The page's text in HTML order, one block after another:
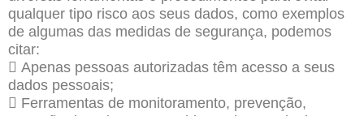
qualquer tipo risco aos seus dados, como exemplos
de algumas das medidas de segurança, podemos
citar:
 Apenas pessoas autorizadas têm acesso a seus
dados pessoais;
 Ferramentas de monitoramento, prevenção,